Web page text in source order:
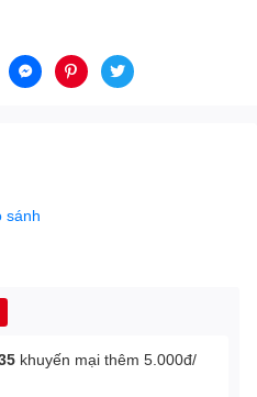
sánh
khuyến mại thêm 5.000đ/